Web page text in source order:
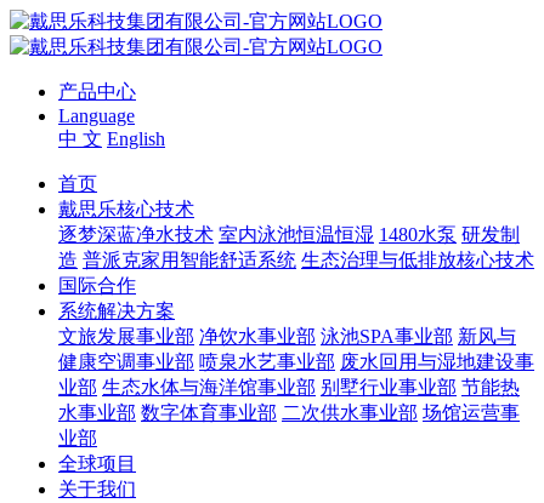
产品中心
Language
中 文 English
首页
戴思乐核心技术
逐梦深蓝净水技术 室内泳池恒温恒湿 1480水泵 研发制
造 普派克家用智能舒适系统 生态治理与低排放核心技术
国际合作
系统解决方案
文旅发展事业部 净饮水事业部 泳池SPA事业部 新风与
健康空调事业部 喷泉水艺事业部 废水回用与湿地建设事
业部 生态水体与海洋馆事业部 别墅行业事业部 节能热
水事业部 数字体育事业部 二次供水事业部 场馆运营事
业部
全球项目
关于我们